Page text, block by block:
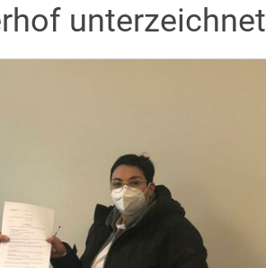
unterzeichnet